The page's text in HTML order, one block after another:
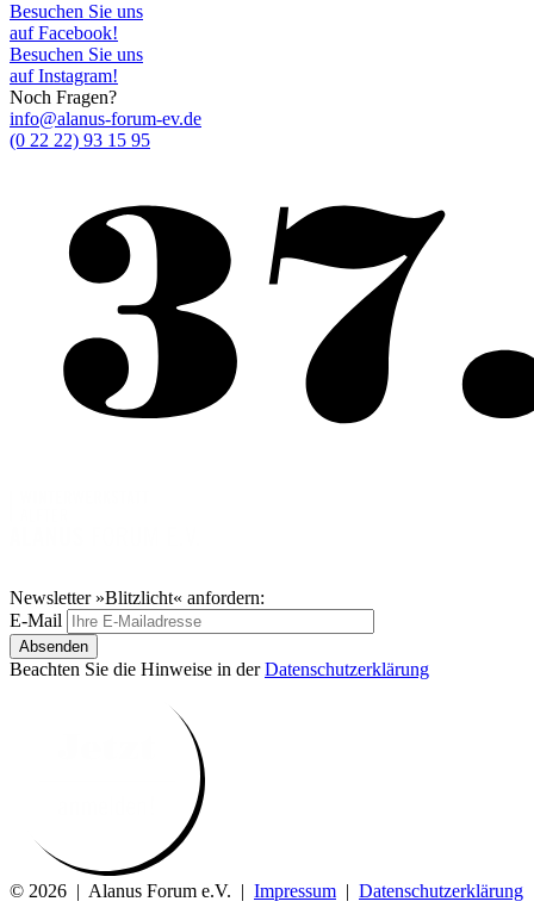
Besuchen Sie uns
auf Facebook!
Besuchen Sie uns
auf Instagram!
Noch Fragen?
info@alanus-forum-ev.de
(0 22 22) 93 15 95
Newsletter »Blitzlicht« anfordern:
E-Mail
Absenden
Beachten Sie die Hinweise in derDatenschutzerklärung
© 2026 | Alanus Forum e.V. | Impressum | Datenschutzerklärung